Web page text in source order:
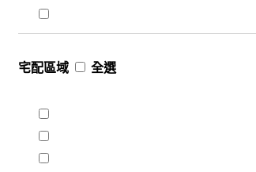
宅配區域 全選